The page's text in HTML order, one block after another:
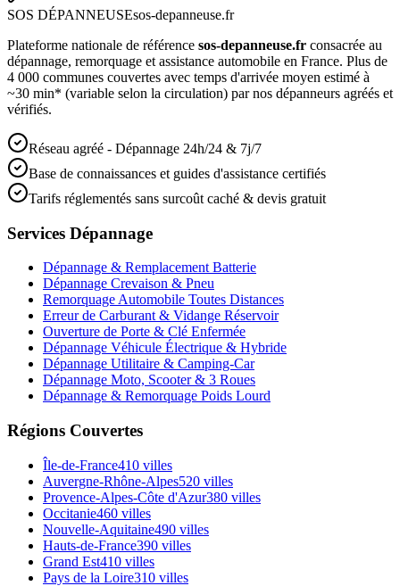
SOS DÉPANNEUSEsos-depanneuse.fr
Plateforme nationale de référence sos-depanneuse.fr consacrée au
dépannage, remorquage et assistance automobile en France. Plus de
4 000 communes couvertes avec temps d'arrivée moyen estimé à
~30 min* (variable selon la circulation) par nos dépanneurs agréés et
vérifiés.
Réseau agréé - Dépannage 24h/24 & 7j/7
Base de connaissances et guides d'assistance certifiés
Tarifs réglementés sans surcoût caché & devis gratuit
Services Dépannage
Dépannage & Remplacement Batterie
Dépannage Crevaison & Pneu
Remorquage Automobile Toutes Distances
Erreur de Carburant & Vidange Réservoir
Ouverture de Porte & Clé Enfermée
Dépannage Véhicule Électrique & Hybride
Dépannage Utilitaire & Camping-Car
Dépannage Moto, Scooter & 3 Roues
Dépannage & Remorquage Poids Lourd
Régions Couvertes
Île-de-France410 villes
Auvergne-Rhône-Alpes520 villes
Provence-Alpes-Côte d'Azur380 villes
Occitanie460 villes
Nouvelle-Aquitaine490 villes
Hauts-de-France390 villes
Grand Est410 villes
Pays de la Loire310 villes